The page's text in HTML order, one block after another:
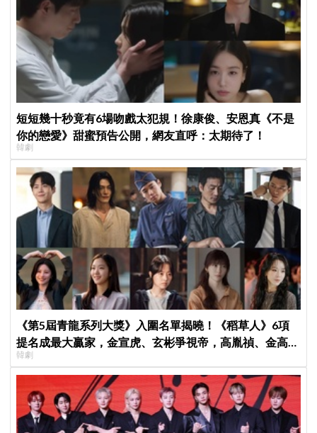
短短幾十秒竟有6場吻戲太犯規！徐康俊、安恩真《不是
你的戀愛》甜蜜預告公開，網友直呼：太期待了！
韓劇
《第5屆青龍系列大獎》入圍名單揭曉！《稻草人》6項
提名成最大贏家，金宣虎、玄彬爭視帝，高胤禎、金高銀
角逐視后！
韓劇